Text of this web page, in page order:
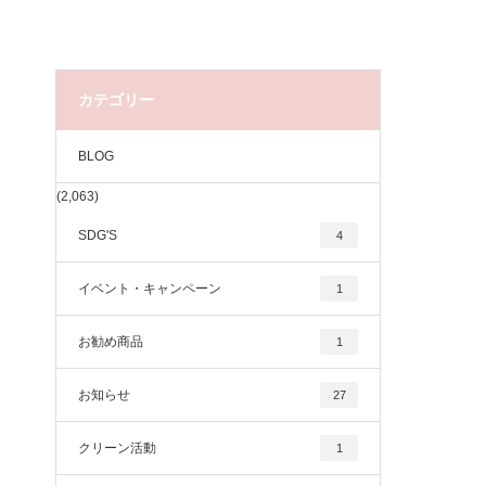
カテゴリー
BLOG
(2,063)
SDG'S 4
イベント・キャンペーン 1
お勧め商品 1
お知らせ 27
クリーン活動 1